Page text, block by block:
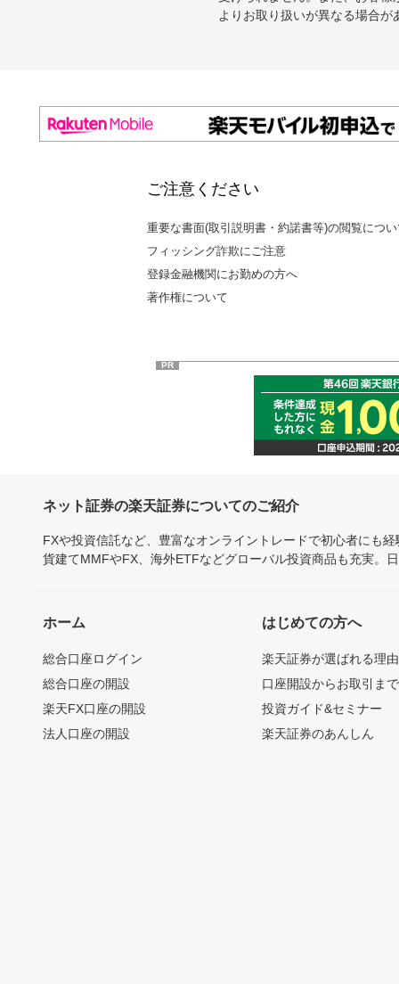
よりお取り扱いが異なる場合
ご注意ください
重要な書面(取引説明書・約諾書等)の閲覧につ
フィッシング詐欺にご注意
登録金融機関にお勤めの方へ
著作権について
PR
ネット証券の楽天証券についてのご紹介
FXや投資信託など、豊富なオンライントレードで初心者にも
貨建てMMFやFX、海外ETFなどグローバル投資商品も充実。
ホーム
総合口座ログイン
総合口座の開設
楽天FX口座の開設
法人口座の開設
はじめての方へ
楽天証券が選ばれる理由
口座開設からお取引ま
投資ガイド&セミナー
楽天証券のあんしん